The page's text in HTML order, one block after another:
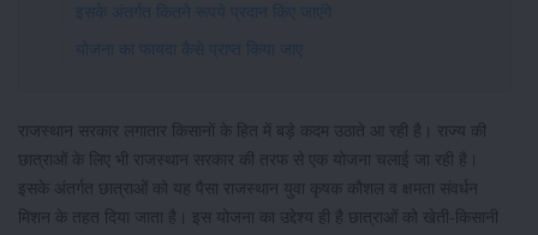
इसके अंतर्गत कितने रूपये प्रदान किए जाएंगे
योजना का फायदा कैसे प्राप्त किया जाए
राजस्थान सरकार लगातार किसानों के हित में बड़े कदम उठाते आ रही है। राज्य की
छात्राओं के लिए भी राजस्थान सरकार की तरफ से एक योजना चलाई जा रही है।
इसके अंतर्गत छात्राओं को यह पैसा राजस्थान युवा कृषक कौशल व क्षमता संवर्धन
मिशन के तहत दिया जाता है। इस योजना का उद्देश्य ही है छात्राओं को खेती-किसानी